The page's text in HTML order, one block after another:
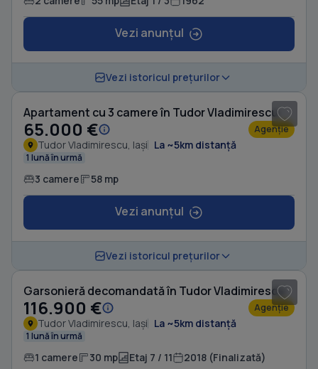
Vezi anunțul
Vezi istoricul prețurilor
Apartament cu 3 camere în Tudor Vladimirescu
65.000 € Agenție
Tudor Vladimirescu, Iași La ~5km distanță
1 lună în urmă
3 camere 58 mp
Vezi anunțul
Vezi istoricul prețurilor
Garsonieră decomandată în Tudor Vladimirescu
116.900 € Agenție
Tudor Vladimirescu, Iași La ~5km distanță
1 lună în urmă
1 camere 30 mp Etaj 7 / 11 2018 (Finalizată)